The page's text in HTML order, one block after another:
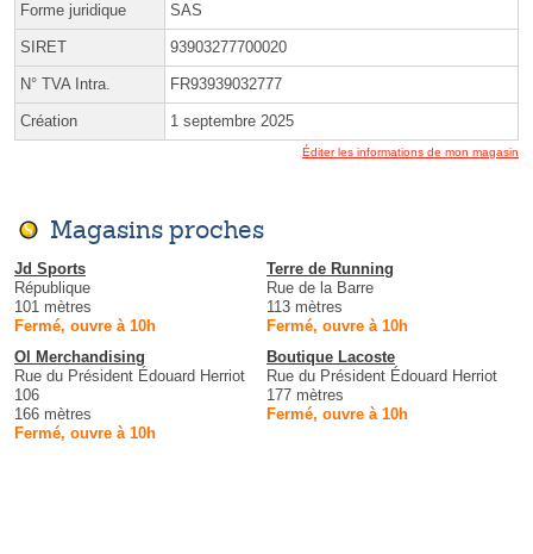
Forme juridique SAS
SIRET 93903277700020
N° TVA Intra. FR93939032777
Création 1 septembre 2025
Éditer les informations de mon magasin
Magasins proches
Jd Sports
République
101 mètres
Fermé, ouvre à 10h
Terre de Running
Rue de la Barre
113 mètres
Fermé, ouvre à 10h
Ol Merchandising
Rue du Président Édouard Herriot
106
166 mètres
Fermé, ouvre à 10h
Boutique Lacoste
Rue du Président Édouard Herriot
177 mètres
Fermé, ouvre à 10h